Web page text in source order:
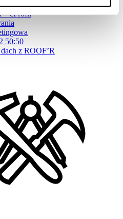
BPoints
– eProfil
50:50
z ROOF’R